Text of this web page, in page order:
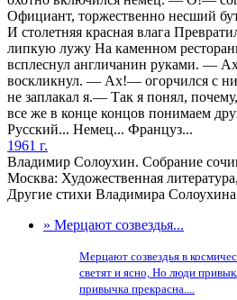
Официант, торжественно несший
И столетняя красная влага
липкую лужу На каменном
всплеснул англичанин руками. —
воскликнул. — Ах!— огорчился с
не заплакал я.— Так я понял,
все же в конце концов понимаем
Русский... Немец... Француз...
1961 г.
Владимир Солоухин. Собрание
Москва: Художественная
Другие стихи Владимира Солоухина
» Мерцают созвездья...
Мерцают созвездья в
светят и ясно, Но люди
привычка прекрасна....